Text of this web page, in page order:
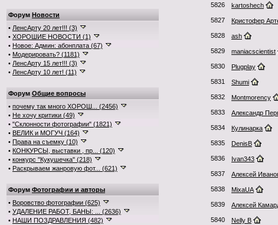
Форум Новости
• ЛенсАрту 20 лет!!! (3)
• ХОРОШИЕ НОВОСТИ (1)
• Новое: Админ: абонплата (67)
• Модерировать? (1181)
• ЛенсАрту 15 лет!!! (3)
• ЛенсАрту 10 лет! (11)
Форум Общие вопросы
• почему так много ХОРОШ... (2456)
• Не хочу критики (49)
• "Склонности фотографии" (1821)
• ВЕЛИК и МОГУЧ (164)
• Права на съемку (10)
• КОНКУРСЫ, выставки , пр... (120)
• конкурс "Кукушечка" (218)
• Раскрываем жанровую фот... (621)
Форум Фотографии и авторы
• Воровство фотографии (625)
• УДАЛЕНИЕ РАБОТ, БАНЫ: ... (2636)
• НАШИ ПОЗДРАВЛЕНИЯ (482)
5826 kartoshech
5827 Кристофер
5828 ash
5829 maniacscientist
5830 Plugplay
5831 Shumi
5832 Montmorency
5833 Александр
5834 Кулинарка
5835 DenisB
5836 Ivan343
5837 Алексей
5838 MixaUA
5839 Алексей
5840 Nelly B